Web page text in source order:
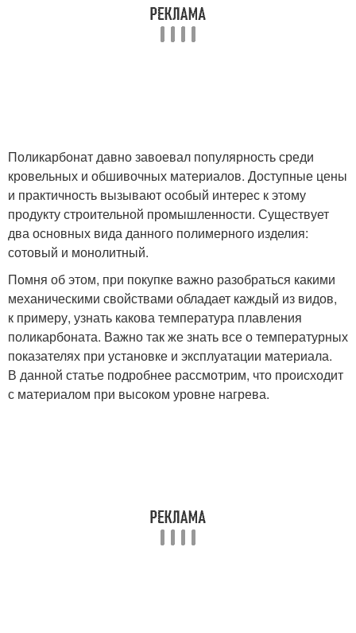
Поликарбонат давно завоевал популярность среди
кровельных и обшивочных материалов. Доступные цены
и практичность вызывают особый интерес к этому
продукту строительной промышленности. Существует
два основных вида данного полимерного изделия:
сотовый и монолитный.
Помня об этом, при покупке важно разобраться какими
механическими свойствами обладает каждый из видов,
к примеру, узнать какова температура плавления
поликарбоната. Важно так же знать все о температурных
показателях при установке и эксплуатации материала.
В данной статье подробнее рассмотрим, что происходит
с материалом при высоком уровне нагрева.